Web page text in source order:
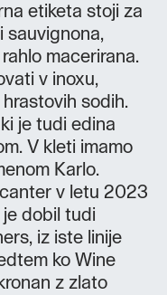
etiketa stoji za
sauvignona,
macerirana.
v inoxu,
sodih.
je tudi edina
V kleti imamo
Karlo.
v letu 2023
dobil tudi
iz iste linije
ko Wine
z zlato